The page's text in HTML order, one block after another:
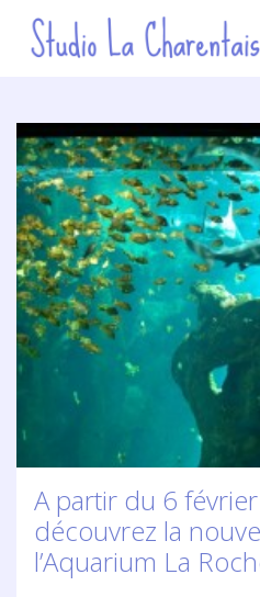
A partir du 6
découvrez la
l’Aquarium La